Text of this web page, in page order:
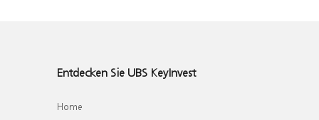
Entdecken Sie UBS KeyInvest
Home